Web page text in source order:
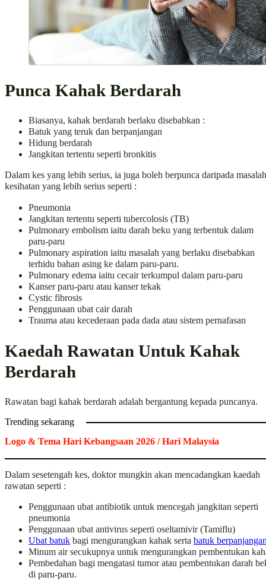
Punca Kahak Berdarah
Biasanya, kahak berdarah berlaku disebabkan :
Batuk yang teruk dan berpanjangan
Hidung berdarah
Jangkitan tertentu seperti bronkitis
Dalam kes yang lebih serius, ia juga boleh berpunca daripada masalah
kesihatan yang lebih serius seperti :
Pneumonia
Jangkitan tertentu seperti tubercolosis (TB)
Pulmonary embolism iaitu darah beku yang terbentuk dalam
paru-paru
Pulmonary aspiration iaitu masalah yang berlaku disebabkan
terhidu bahan asing ke dalam paru-paru.
Pulmonary edema iaitu cecair terkumpul dalam paru-paru
Kanser paru-paru atau kanser tekak
Cystic fibrosis
Penggunaan ubat cair darah
Trauma atau kecederaan pada dada atau sistem pernafasan
Kaedah Rawatan Untuk Kahak
Berdarah
Rawatan bagi kahak berdarah adalah bergantung kepada puncanya.
Trending sekarang
Logo & Tema Hari Kebangsaan 2026 / Hari Malaysia
Dalam sesetengah kes, doktor mungkin akan mencadangkan kaedah
rawatan seperti :
Penggunaan ubat antibiotik untuk mencegah jangkitan seperti
pneumonia
Penggunaan ubat antivirus seperti oseltamivir (Tamiflu)
Ubat batuk bagi mengurangkan kahak serta batuk
Minum air secukupnya untuk mengurangkan pembentukan
Pembedahan bagi mengatasi tumor atau pembentukan darah
di paru-paru.